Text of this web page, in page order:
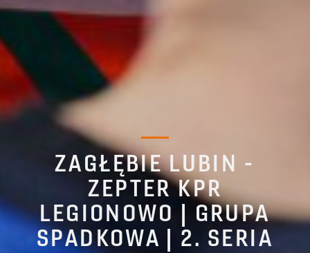
ZAGŁĘBIE LUBIN -
ZEPTER KPR
LEGIONOWO | GRUPA
SPADKOWA | 2. SERIA